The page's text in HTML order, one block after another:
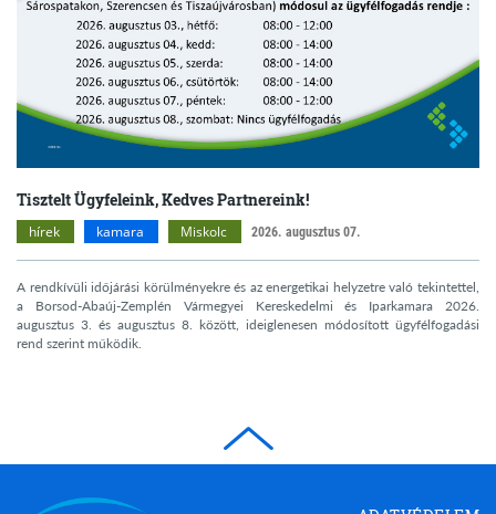
Tisztelt Ügyfeleink, Kedves Partnereink!
hírek kamara Miskolc 2026. augusztus 07.
A rendkívüli időjárási körülményekre és az energetikai helyzetre való tekintettel,
a Borsod-Abaúj-Zemplén Vármegyei Kereskedelmi és Iparkamara 2026.
augusztus 3. és augusztus 8. között, ideiglenesen módosított ügyfélfogadási
rend szerint működik.
Borsod-